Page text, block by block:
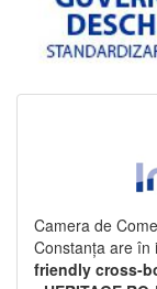
Camera de
Constanța are în
friendly cross-